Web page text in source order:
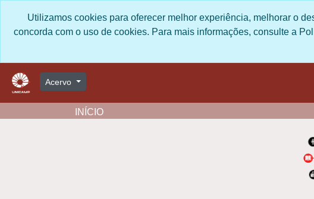
Utilizamos cookies para oferecer melhor experiência, melhorar o
você concorda com o uso de cookies. Para
https://
Acervo
INÍCIO